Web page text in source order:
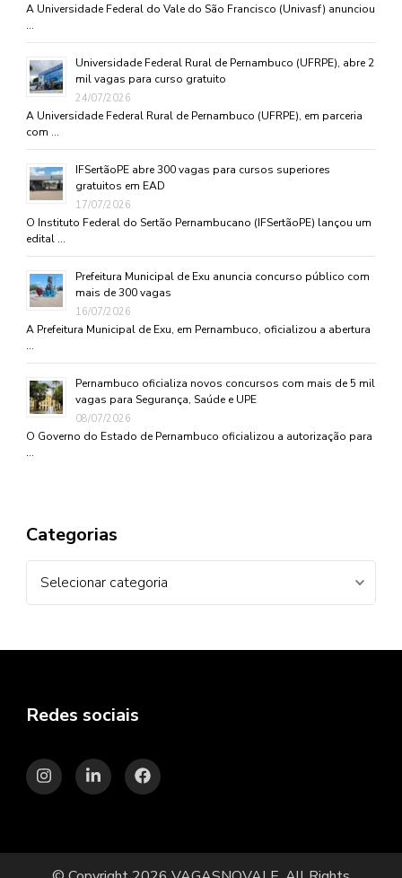
A Universidade Federal do Vale do São Francisco (Univasf) anunciou
…
Universidade Federal Rural de Pernambuco (UFRPE), abre 2
mil vagas para curso gratuito
24/07/2026
A Universidade Federal Rural de Pernambuco (UFRPE), em parceria
com …
IFSertãoPE abre 300 vagas para cursos superiores
gratuitos em EAD
17/07/2026
O Instituto Federal do Sertão Pernambucano (IFSertãoPE) lançou um
edital …
Prefeitura Municipal de Exu anuncia concurso público com
mais de 300 vagas
16/07/2026
A Prefeitura Municipal de Exu, em Pernambuco, oficializou a abertura
…
Pernambuco oficializa novos concursos com mais de 5 mil
vagas para Segurança, Saúde e UPE
08/07/2026
O Governo do Estado de Pernambuco oficializou a autorização para
…
Categorias
Redes sociais